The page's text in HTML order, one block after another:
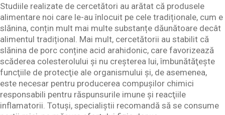
Studiile realizate de cercetători au arătat că produsele
alimentare noi care le-au înlocuit pe cele tradiționale, cum e
slănina, conțin mult mai multe substanțe dăunătoare decât
alimentul tradițional. Mai mult, cercetătorii au stabilit că
slănina de porc conține acid arahidonic, care favorizează
scăderea colesterolului și nu creșterea lui, îmbunătăţeşte
funcţiile de protecţie ale organismului şi, de asemenea,
este necesar pentru producerea compuşilor chimici
responsabili pentru răspunsurile imune şi reacţiile
inflamatorii. Totuși, specialiștii recomandă să se consume